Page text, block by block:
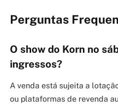
Perguntas
O show do Korn no
ingressos?
A venda está sujeita a
ou plataformas de revenda